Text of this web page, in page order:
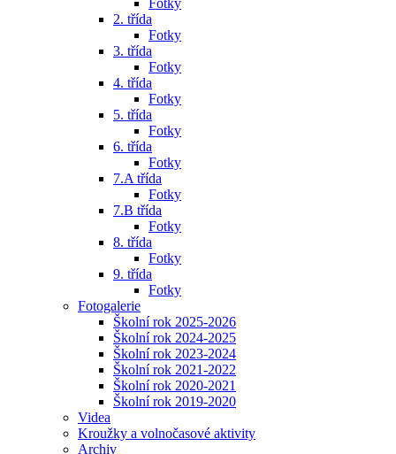
Fotky
2. třída
Fotky
3. třída
Fotky
4. třída
Fotky
5. třída
Fotky
6. třída
Fotky
7.A třída
Fotky
7.B třída
Fotky
8. třída
Fotky
9. třída
Fotky
Fotogalerie
Školní rok 2025-2026
Školní rok 2024-2025
Školní rok 2023-2024
Školní rok 2021-2022
Školní rok 2020-2021
Školní rok 2019-2020
Videa
Kroužky a volnočasové aktivity
Archiv